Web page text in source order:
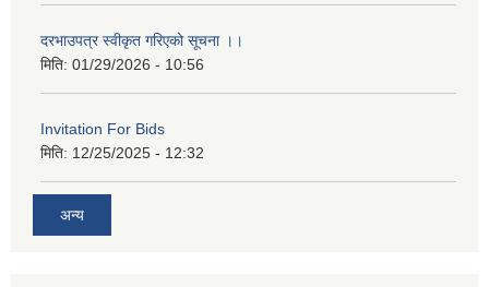
दरभाउपत्र स्वीकृत गरिएको सूचना ।।
मिति: 01/29/2026 - 10:56
Invitation For Bids
मिति: 12/25/2025 - 12:32
अन्य